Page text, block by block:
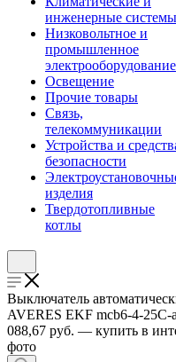
инженерные системы
Низковольтное и
промышленное
электрооборудование
Освещение
Прочие товары
Связь,
телекоммуникации
Устройства и
безопасности
изделия
Твердотопливные
котлы
Выключатель
AVERES EKF mcb6-4-25C-
088,67 руб. — купить в
фото